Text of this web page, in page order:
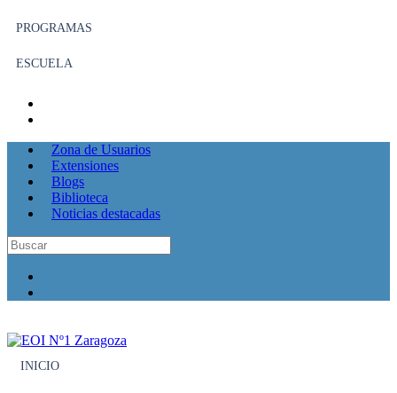
PROGRAMAS
ESCUELA
Zona de Usuarios
Extensiones
Blogs
Biblioteca
Noticias destacadas
INICIO